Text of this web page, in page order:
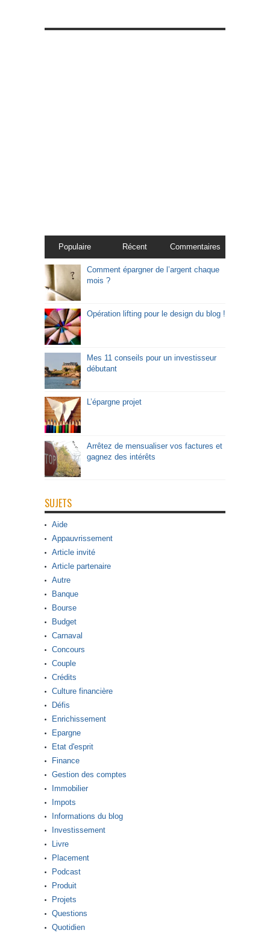
Populaire Récent Commentaires
Comment épargner de l’argent chaque
mois ?
Opération lifting pour le design du blog !
Mes 11 conseils pour un investisseur
débutant
L’épargne projet
Arrêtez de mensualiser vos factures et
gagnez des intérêts
SUJETS
Aide
Appauvrissement
Article invité
Article partenaire
Autre
Banque
Bourse
Budget
Carnaval
Concours
Couple
Crédits
Culture financière
Défis
Enrichissement
Epargne
Etat d'esprit
Finance
Gestion des comptes
Immobilier
Impots
Informations du blog
Investissement
Livre
Placement
Podcast
Produit
Projets
Questions
Quotidien